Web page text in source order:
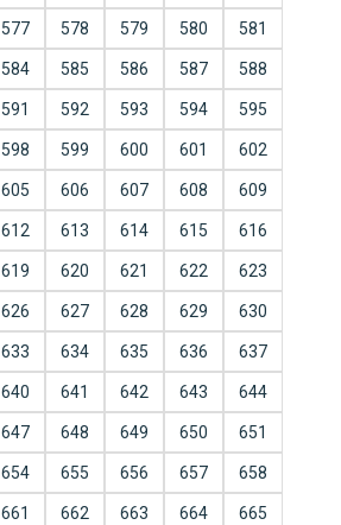
577 578 579 580 581
584 585 586 587 588
591 592 593 594 595
598 599 600 601 602
605 606 607 608 609
612 613 614 615 616
619 620 621 622 623
626 627 628 629 630
633 634 635 636 637
640 641 642 643 644
647 648 649 650 651
654 655 656 657 658
661 662 663 664 665